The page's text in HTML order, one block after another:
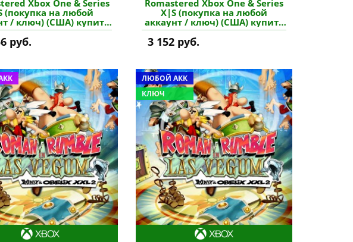
Xbox One & Series
(покупка на любой
/ ключ) (США) купить
игру
руб.
Romastered Xbox One & Series
X|S (покупка на любой
аккаунт / ключ) (США) купить
игру
3 152 руб.
ЛЮБОЙ АКК
КЛЮЧ